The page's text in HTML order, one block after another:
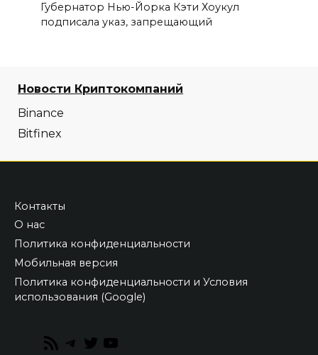
Губернатор Нью-Йорка Кэти Хоукул
подписала указ, запрещающий
Новости Криптокомпаний
Binance
Bitfinex
Контакты
О нас
Политика конфиденциальности
Мобильная версия
Политика конфиденциальности и Условия
использования (Google)
RSS
Telegram
Twitter